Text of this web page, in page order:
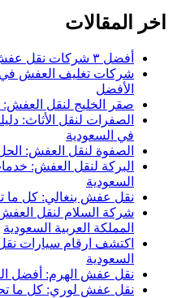
اخر المقالات
أفضل ٣ شركات نقل عفش في جدة لعام ٢٠٢٥ م
شركات تغليف العفش في
الأفضل
صقر الخليج لنقل العفش:
الصفرات لنقل الأثاث:
في السعودية
الصفوة لنقل العفش:
البركة لنقل العفش:
السعودية
نقل عفش بنغالي: كل ما
شركة السلام لنقل
المملكة العربية السعودية
اكتشف ارقام سيارات
السعودية
نقل عفش الهرم: أفضل
نقل عفش لوري: كل ما